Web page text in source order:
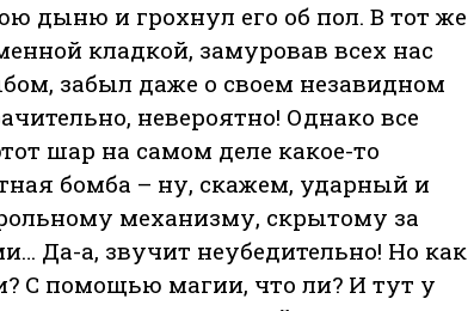
дыню и грохнул его об пол. В тот же
кладкой, замуровав всех нас
забыл даже о своем незавидном
невероятно! Однако все
шар на самом деле какое-то
бомба – ну, скажем, ударный и
механизму, скрытому за
Да-а, звучит неубедительно! Но как
С помощью магии, что ли? И тут у